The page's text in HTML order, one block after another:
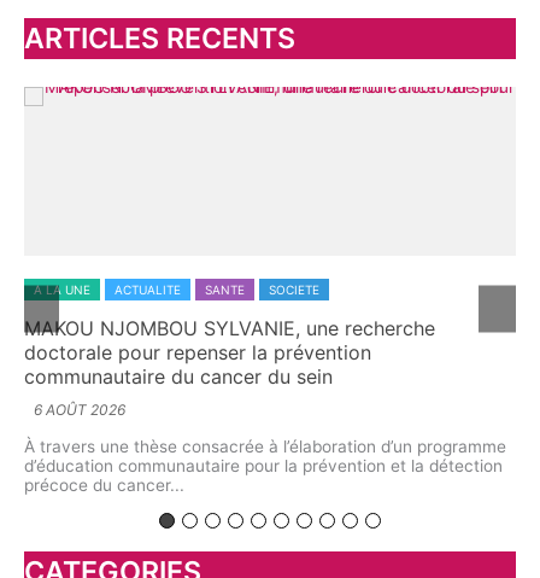
ARTICLES RECENTS
programme
et la détection
A LA UNE ACTUALITE
L’aromathérapie au Cameroun : quand la
explore le potentiel caché des plantes
5 AOÛT 2026
interrogé l’avenir d’une discipline située au
biologie végétale,...